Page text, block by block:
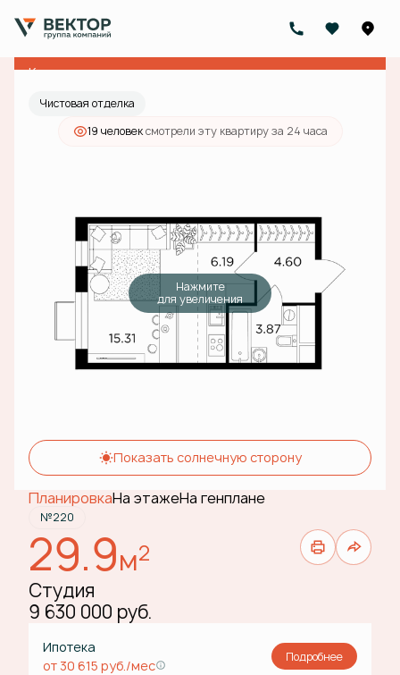
Студия29.9 м 9 630 000 руб.
Ипотекаот 30 615 руб./мес.
Квартира с ключами
Чистовая отделка
19 человексмотрели эту квартиру за 24 часа
Нажмите
для увеличения
Показать солнечную сторону
ПланировкаНа этажеНа генплане
№220
29.9м2
Студия
9 630 000 руб.
Ипотека
от 30 615 руб./мес
Подробнее